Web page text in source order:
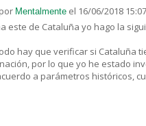
Mentalmente el 16/06/2018 15:07
este de Cataluña yo hago la
hay que verificar si Cataluña
por lo que yo he estado
a parámetros históricos,